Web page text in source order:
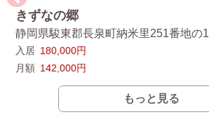
きずなの郷
静岡県駿東郡長泉町納米里251番地の1
入居 180,000円
月額 142,000円
もっと見る